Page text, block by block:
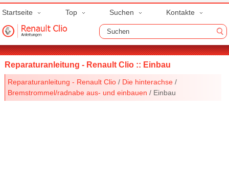
Startseite Top Suchen Kontakte
Reparaturanleitung - Renault Clio :: Einbau
Reparaturanleitung - Renault Clio / Die hinterachse /
Bremstrommel/radnabe aus- und einbauen / Einbau